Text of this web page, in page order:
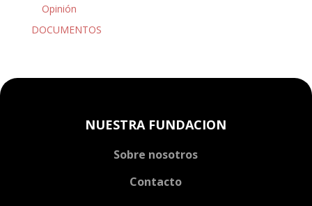
Opinión
DOCUMENTOS
NUESTRA FUNDACION
Sobre nosotros
Contacto